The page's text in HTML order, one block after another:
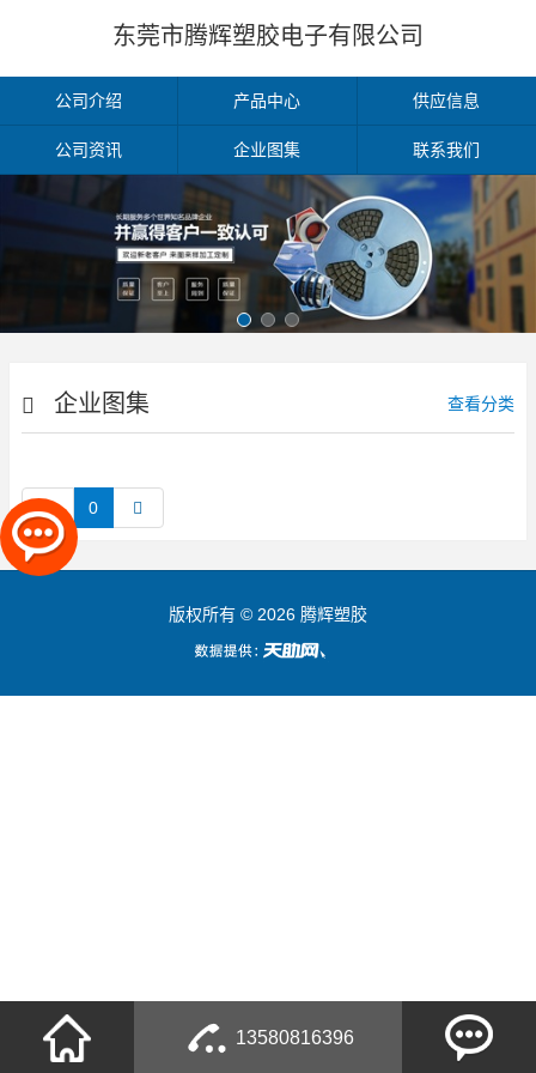
东莞市腾辉塑胶电子有限公司
公司介绍 产品中心 供应信息
公司资讯 企业图集 联系我们
企业图集 查看分类
0
13580816396
版权所有 © 2026 腾辉塑胶